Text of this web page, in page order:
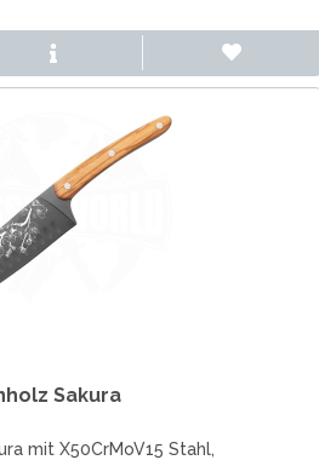
Sakura
mit X50CrMoV15 Stahl,